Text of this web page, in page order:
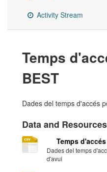
Activity Stream
Temps
BEST
Dades del temps d'accés
Data and Resources
Temps
Dades del temps
d'avui